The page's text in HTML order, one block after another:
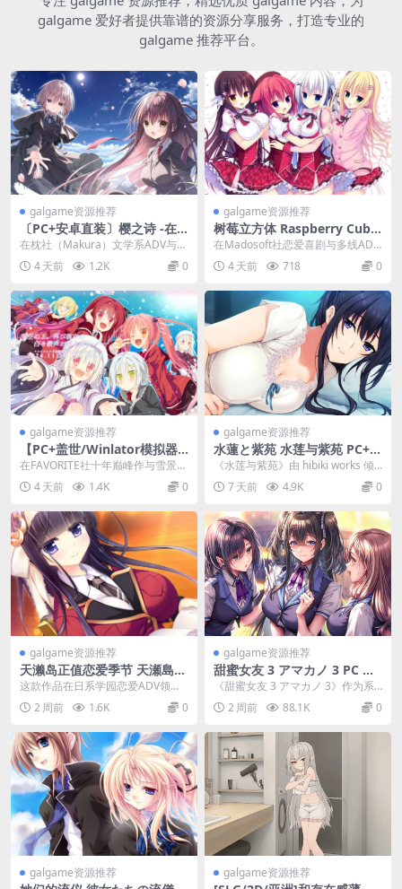
galgame 爱好者提供靠谱的资源分享服务，打造专业的
galgame 推荐平台。
galgame资源推荐
〔PC+安卓直装〕樱之诗 -在
樱花森林之上飞舞-10周年纪
念版〔原版+重置版+通关全C
G存档+精翻汉化〕
在枕社（Makura）文学系ADV与
“反哲学青春物语”的交汇巅峰，《樱
之诗 在樱...
4 天前 1.2K 0
galgame资源推荐
树莓立方体 Raspberry Cube
全CG存档精翻版 PC/TY模拟
器双端 多线恋爱ADV 河江镇
日行一善终极整合包
在Madosoft社恋爱喜剧与多线ADV
的交汇巅峰，《树莓立方体 Raspbe
r... 4 天前 718 0
galgame资源推荐
【PC+盖世/Winlator模拟器
版】星辰恋曲的白色永恒【原
版（本篇+FD）+重置版（本篇
+FD）+全CG通关存档+最新精
在FAVORITE社十年巅峰作与雪景奇
幻ADV的交汇顶点，《星辰恋曲的
白色永恒 ...
4 天前 1.4K 0
galgame资源推荐
水蓮と紫苑 水莲与紫苑 PC+K
RKR版本 gal类型
​《水莲与紫苑》由 hibiki works 倾
心打造，坂元星日和泰良則充联合
撰...7 天前 4.9K 0
galgame资源推荐
天濑岛正值恋爱季节 天瀬島は
色恋ざかり Amakoi PC版 日
系学园恋爱ADV 精翻汉化典藏
版
这款作品在日系学园恋爱ADV领域
确立了不可动摇的经典地位。作为L
iaison社2...
2 周前 1.6K 0
galgame资源推荐
甜蜜女友 3 アマカノ 3 PC 纯
爱拔作 ADV 汉化版 PC+安卓
《甜蜜女友 3 アマカノ 3》作为系
列续作，延续了前作备受好评的纯
爱内核与拔作 ...
2 周前 88.1K 0
galgame资源推荐 galgame资源推荐